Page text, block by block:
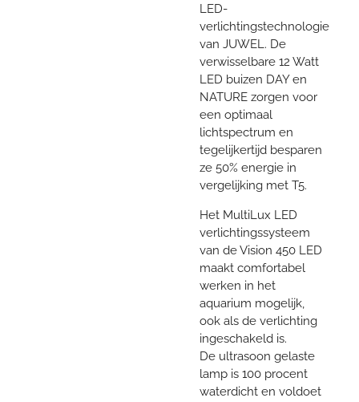
LED-
verlichtingstechnologie
van JUWEL. De
verwisselbare 12 Watt
LED buizen DAY en
NATURE zorgen voor
een optimaal
lichtspectrum en
tegelijkertijd besparen
ze 50% energie in
vergelijking met T5.
Het MultiLux LED
verlichtingssysteem
van de Vision 450 LED
maakt comfortabel
werken in het
aquarium mogelijk,
ook als de verlichting
ingeschakeld is.
De ultrasoon gelaste
lamp is 100 procent
waterdicht en voldoet